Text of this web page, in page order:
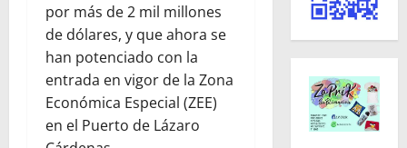
por más de 2 mil millones
de dólares, y que ahora se
han potenciado con la
entrada en vigor de la Zona
Económica Especial (ZEE)
en el Puerto de Lázaro